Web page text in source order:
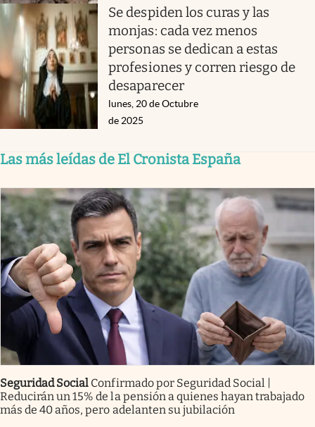
Se despiden los curas y las
monjas: cada vez menos
personas se dedican a estas
profesiones y corren riesgo de
desaparecer
lunes, 20 de Octubre
de 2025
Las más leídas de El Cronista España
Seguridad Social Confirmado por Seguridad Social |
Reducirán un 15% de la pensión a quienes hayan trabajado
más de 40 años, pero adelanten su jubilación